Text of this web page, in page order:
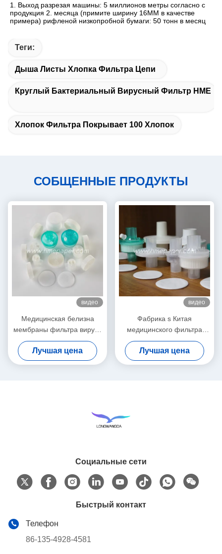
1. Выход разрезая машины: 5 миллионов метры согласно с
продукция 2. месяца (примите ширину 16MM в качестве
примера) рифленой низкопробной бумаги: 50 тонн в месяц
Теги:
Дыша Листы Хлопка Фильтра Цепи
Круглый Бактериальный Вирусный Фильтр HME
Хлопок Фильтра Покрывает 100 Хлопок
СОБЩЕННЫЕ ПРОДУКТЫ
видео
Медицинская белизна
мембраны фильтра вируса
HME бактериальная
Лучшая цена
видео
Фабрика s Китая
медицинского фильтра
HEPA „, вирусы BEF 99,99%
бактериальные фильтрует
Лучшая цена
Социальные сети
Быстрый контакт
Телефон
86-135-4928-4581